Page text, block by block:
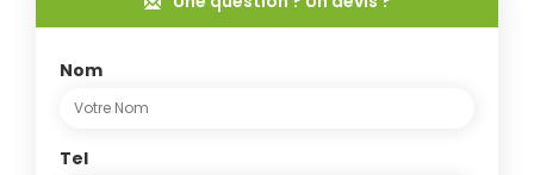
Nom
Tel